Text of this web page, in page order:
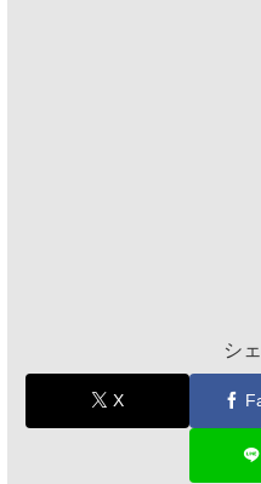
シ
X